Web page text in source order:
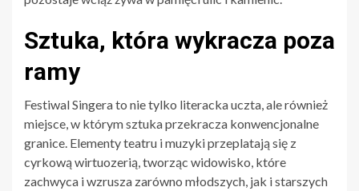
Sztuka, która wykracza poza
ramy
Festiwal Singera to nie tylko literacka uczta, ale również
miejsce, w którym sztuka przekracza konwencjonalne
granice. Elementy teatru i muzyki przeplatają się z
cyrkową wirtuozerią, tworząc widowisko, które
zachwyca i wzrusza zarówno młodszych, jak i starszych